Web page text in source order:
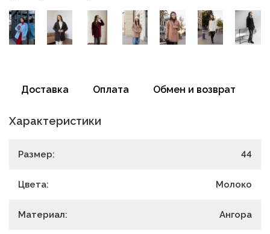
Доставка Оплата Обмен и возврат
Характеристики
Размер: 44
Цвета: Молоко
Материал: Ангора